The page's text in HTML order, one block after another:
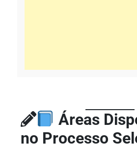
Áreas
no Processo